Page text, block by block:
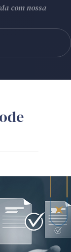
com nossa